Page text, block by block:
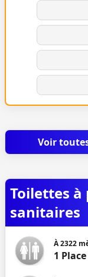
Voir
Toilettes à
sanitaires
À2322
1